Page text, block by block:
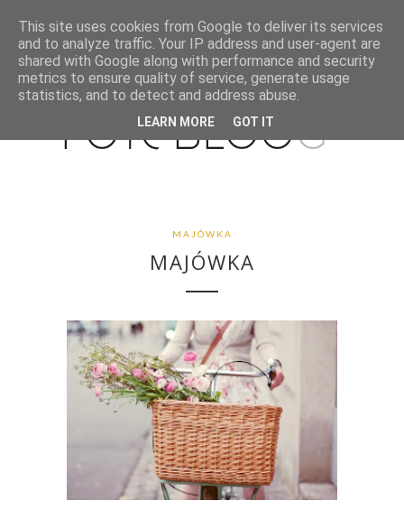
MAJÓWKA
MAJÓWKA
This site uses cookies from Google to deliver its services
and to analyze traffic. Your IP address and user-agent are
shared with Google along with performance and security
metrics to ensure quality of service, generate usage
statistics, and to detect and address abuse.
LEARN MORE GOT IT